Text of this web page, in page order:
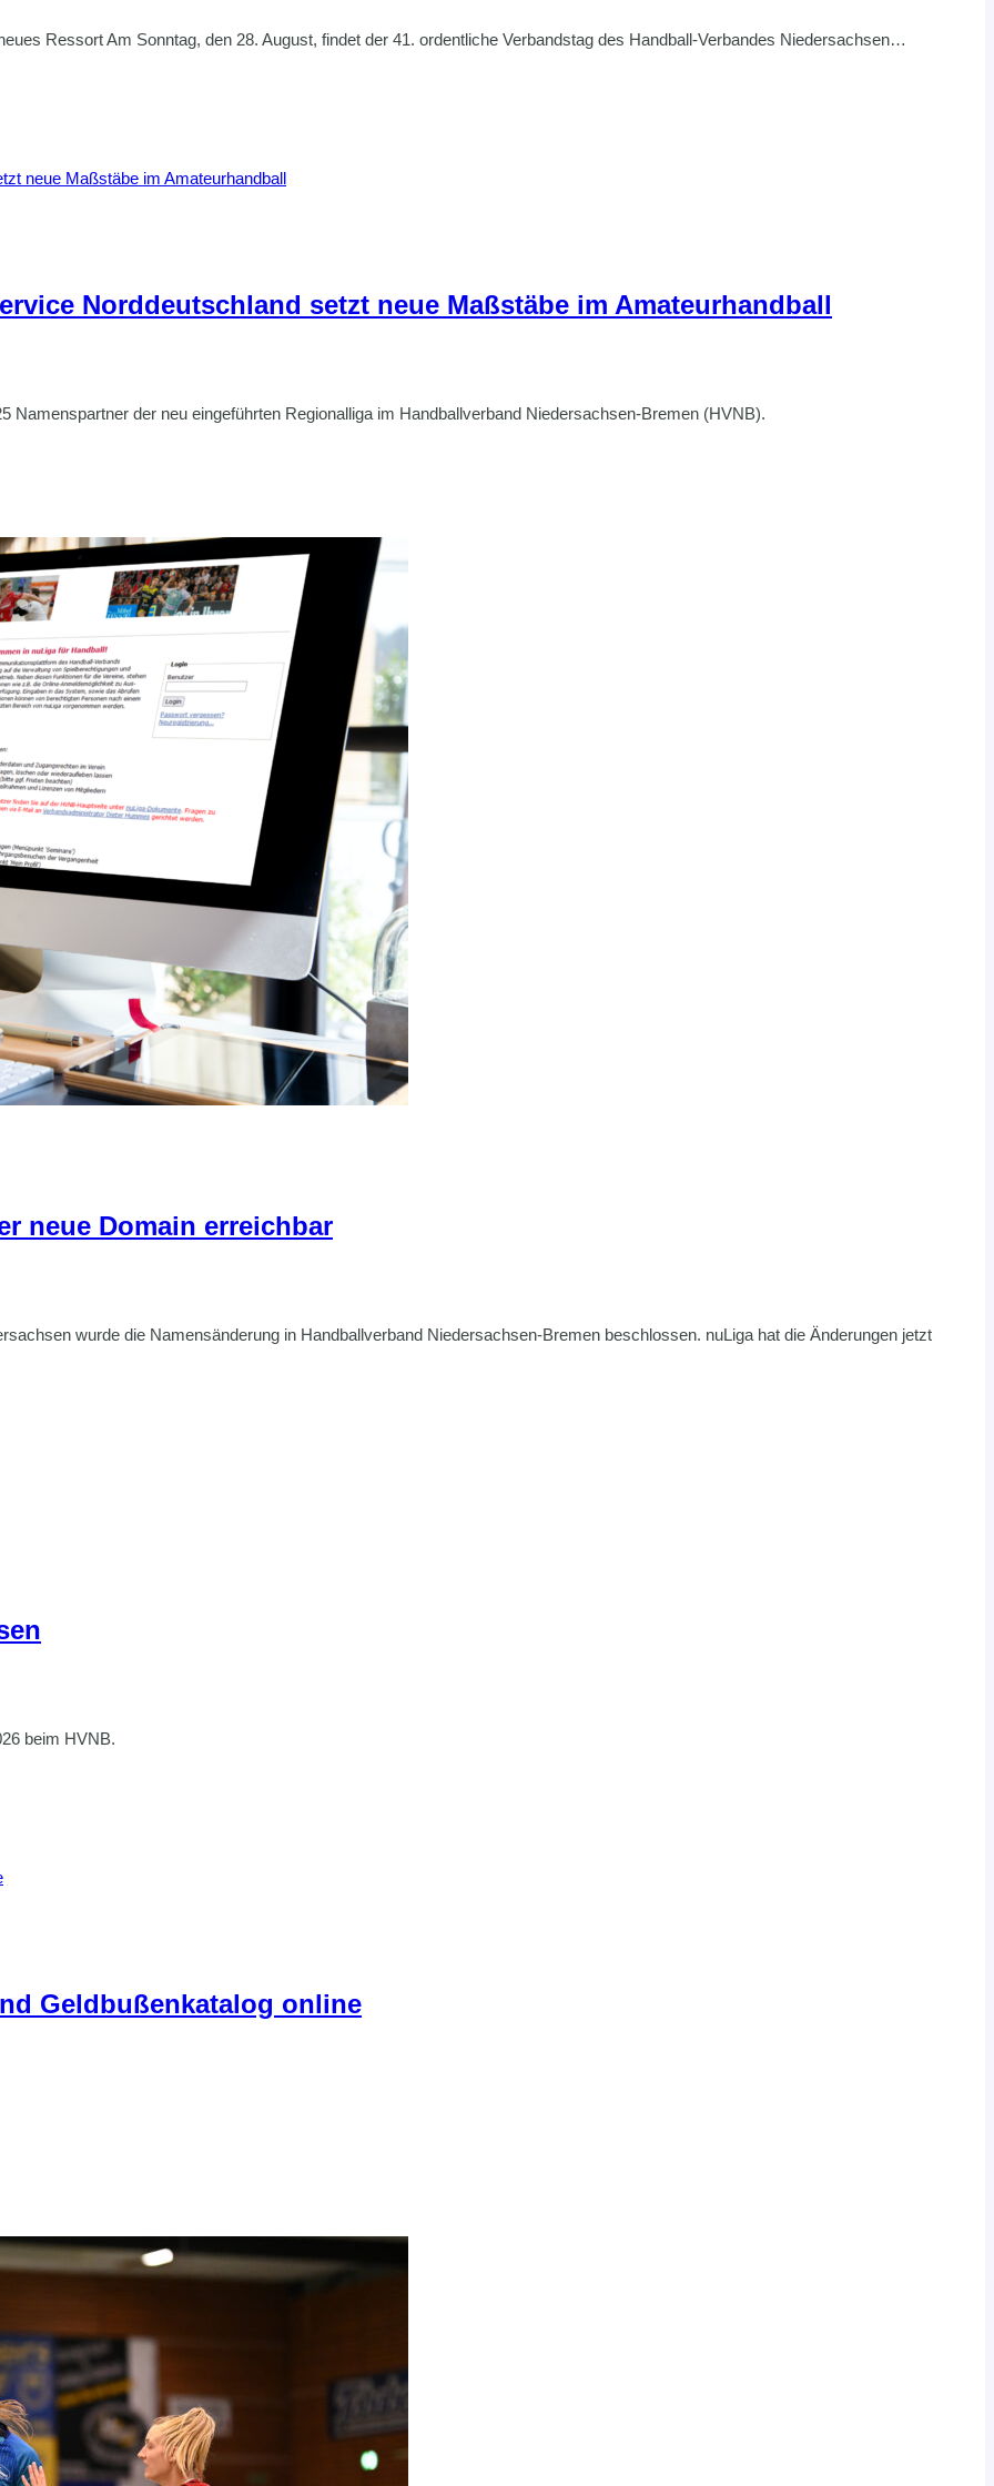
Ressort Am Sonntag, den 28. August, findet der 41. ordentliche Verbandstag des Handball-Verbandes Niedersachsen…
Norddeutschland setzt neue Maßstäbe im Amateurhandball
Namenspartner der neu eingeführten Regionalliga im Handballverband Niedersachsen-Bremen (HVNB).
neue Domain erreichbar
wurde die Namensänderung in Handballverband Niedersachsen-Bremen beschlossen. nuLiga hat die Änderungen jetzt
beim HVNB.
Geldbußenkatalog online